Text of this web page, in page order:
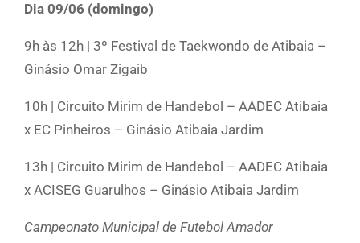
Dia 09/06 (domingo)
9h às 12h | 3º Festival de Taekwondo de Atibaia –
Ginásio Omar Zigaib
10h | Circuito Mirim de Handebol – AADEC Atibaia
x EC Pinheiros – Ginásio Atibaia Jardim
13h | Circuito Mirim de Handebol – AADEC Atibaia
x ACISEG Guarulhos – Ginásio Atibaia Jardim
Campeonato Municipal de Futebol Amador